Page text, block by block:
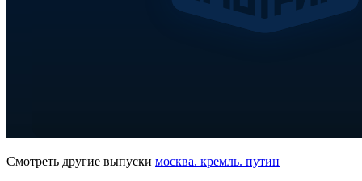
Смотреть другие выпуски москва. кремль. путин